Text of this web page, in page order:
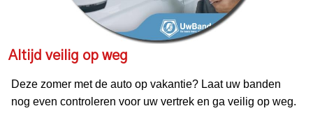
Altijd veilig op weg
Deze zomer met de auto op vakantie? Laat uw banden
nog even controleren voor uw vertrek en ga veilig op weg.